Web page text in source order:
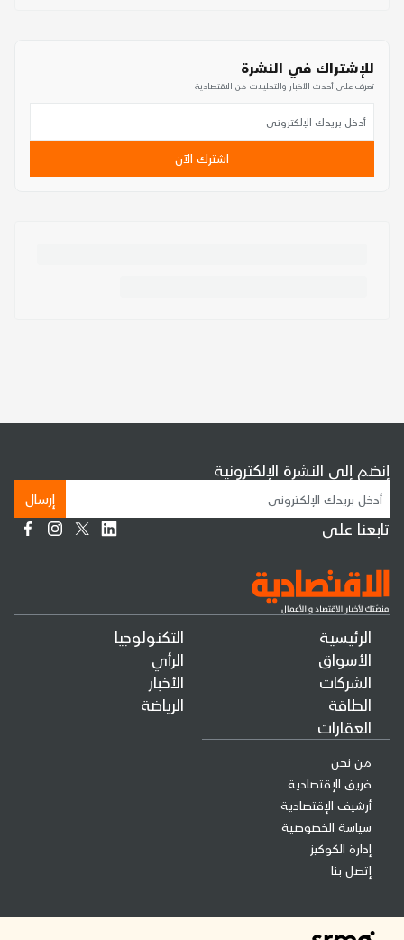
للإشتراك في النشرة
تعرف على أحدث الأخبار والتحليلات من الاقتصادية
اشترك الآن
الرئيسية
الأسواق
الشركات
الطاقة
العقارات
التكنولوجيا
الرأي
الأخبار
الرياضة
من نحن
فريق الإقتصادية
أرشيف الإقتصادية
سياسة الخصوصية
إدارة الكوكيز
إتصل بنا
إنضم إلى النشرة الإلكترونية
إرسال
تابعنا على